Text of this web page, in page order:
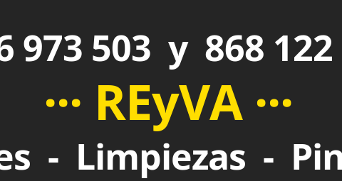
973 503 y 868
··· REyVA ···
- Limpiezas -